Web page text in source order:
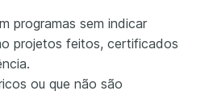
programas sem indicar
projetos feitos, certificados
ou que não são